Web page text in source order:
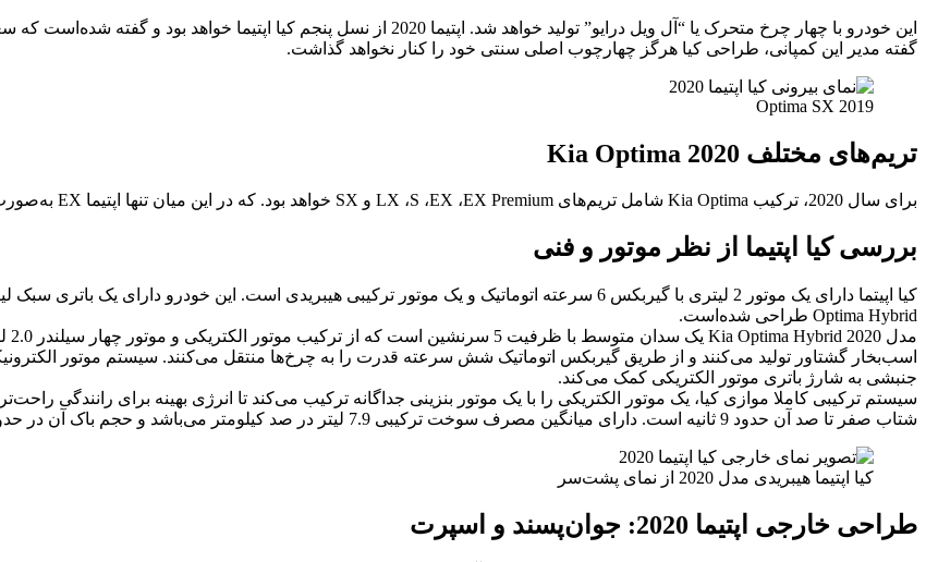
این خودرو با چهار چرخ متحرک یا “آل ویل درایو” تولید خواهد شد. اپتیما 2020 از
گفته مدیر این کمپانی، طراحی کیا هرگز چهارچوب اصلی سنتی خود را کنار نخواهد گذاشت.
2019 Optima SX
تریم‌های مختلف Kia Optima 2020
برای سال 2020، ترکیب Kia Optima شامل تریم‌های LX ،S ،EX ،EX Premium و SX خواهد بود. که در این میان تنها اپتیما EX به‌صورت کاملا هیبریدی تولید خواهد شد.
بررسی کیا اپتیما از نظر موتور و فنی
Optima Hybrid طراحی شده‌است.
اسب‌بخار گشتاور تولید می‌کنند و از طریق گیربکس اتوماتیک شش سرعته قدرت را به چرخ‌ها منتقل می‌کنند. سیستم موتور
جنبشی به شارژ باتری موتور الکتریکی کمک می‌کند.
سیستم ترکیبی کاملا موازی کیا، یک موتور الکتریکی را با یک موتور بنزینی جداگانه ترکیب می‌کند تا انرژی بهینه برای رانندگی
شتاب صفر تا صد آن حدود 9 ثانیه است. دارای میانگین مصرف سوخت ترکیبی 7.9 لیتر در صد کیلومتر می‌باشد و حجم باک آن در حدود 70 لیتر است.
کیا اپتیما هیبریدی مدل 2020 از نمای پشت‌سر
طراحی خارجی اپتیما 2020: جوان‌پسند و اسپرت